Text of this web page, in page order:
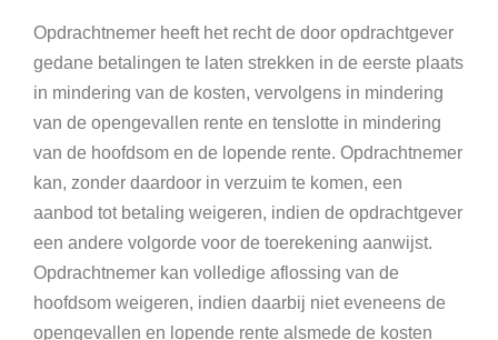
Opdrachtnemer heeft het recht de door opdrachtgever
gedane betalingen te laten strekken in de eerste plaats
in mindering van de kosten, vervolgens in mindering
van de opengevallen rente en tenslotte in mindering
van de hoofdsom en de lopende rente. Opdrachtnemer
kan, zonder daardoor in verzuim te komen, een
aanbod tot betaling weigeren, indien de opdrachtgever
een andere volgorde voor de toerekening aanwijst.
Opdrachtnemer kan volledige aflossing van de
hoofdsom weigeren, indien daarbij niet eveneens de
opengevallen en lopende rente alsmede de kosten